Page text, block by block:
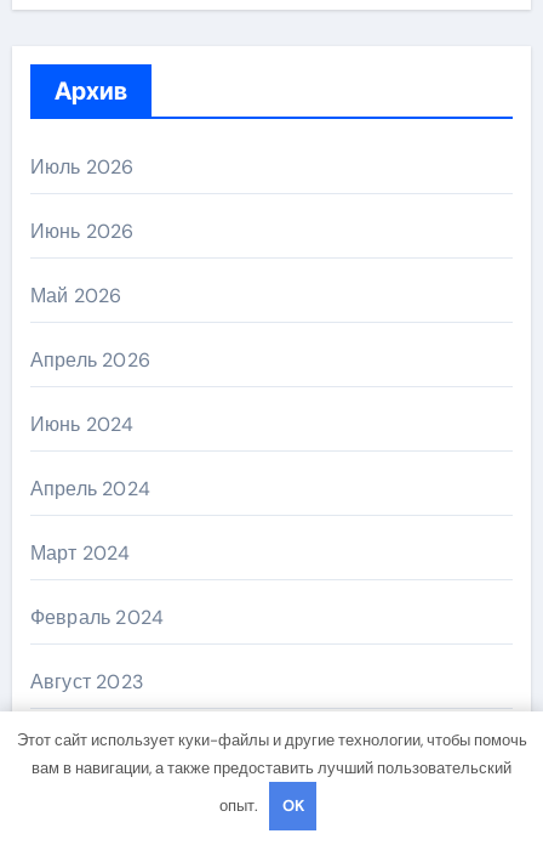
Архив
Июль 2026
Июнь 2026
Май 2026
Апрель 2026
Июнь 2024
Апрель 2024
Март 2024
Февраль 2024
Август 2023
Май 2023
Этот сайт использует куки-файлы и другие технологии, чтобы помочь
вам в навигации, а также предоставить лучший пользовательский
опыт.
OK